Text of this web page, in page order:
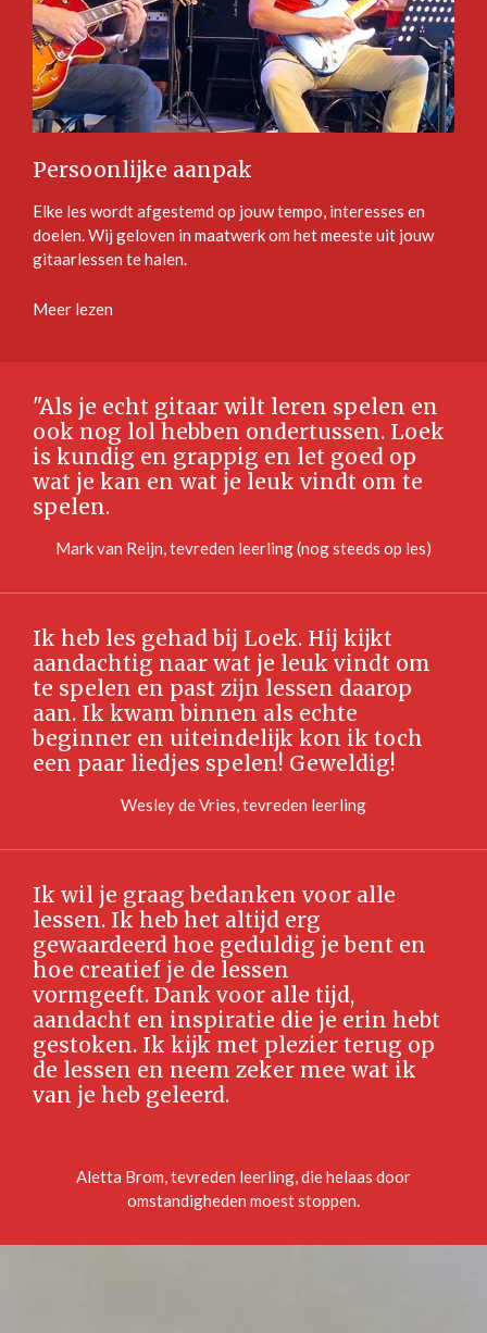
Persoonlijke aanpak
Elke les wordt afgestemd op jouw tempo, interesses en
doelen. Wij geloven in maatwerk om het meeste uit jouw
gitaarlessen te halen.
Meer lezen
"Als je echt gitaar wilt leren spelen en
ook nog lol hebben ondertussen. Loek
is kundig en grappig en let goed op
wat je kan en wat je leuk vindt om te
spelen.
Mark van Reijn, tevreden leerling (nog steeds op les)
Ik heb les gehad bij Loek. Hij kijkt
aandachtig naar wat je leuk vindt om
te spelen en past zijn lessen daarop
aan. Ik kwam binnen als echte
beginner en uiteindelijk kon ik toch
een paar liedjes spelen! Geweldig!
Wesley de Vries, tevreden leerling
Ik wil je graag bedanken voor alle
lessen. Ik heb het altijd erg
gewaardeerd hoe geduldig je bent en
hoe creatief je de lessen
vormgeeft. Dank voor alle tijd,
aandacht en inspiratie die je erin hebt
gestoken. Ik kijk met plezier terug op
de lessen en neem zeker mee wat ik
van je heb geleerd.
Aletta Brom,tevreden leerling, die helaas door
omstandigheden moest stoppen.